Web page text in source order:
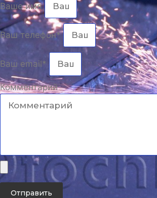
Ваше имя
Ваш телефон*
Ваш email*
Комментарий
Отправить